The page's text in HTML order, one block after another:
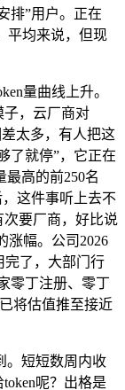
排”用户。正在
平均来说，但现
量曲线上升。
子，云厂商对
太多，有人把这
了就停”，它正在
最高的前250名
这件事听上去不
要厂商，好比说
涨幅。公司2026
完了，大部门行
零丁注册、零丁
将估值推至接近
短短数周内收
呢？出格是